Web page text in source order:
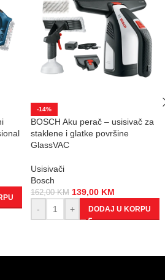
-14%
BOSCH Aku perač – usisivač za
staklene i glatke površine
GlassVAC
Usisivači
Bosch
162,00KM 139,00 KM
-
+ DODAJ U KORPU